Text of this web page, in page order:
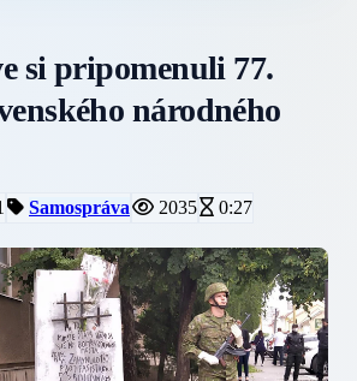
si pripomenuli 77.
národného
Samospráva 2035 0:27